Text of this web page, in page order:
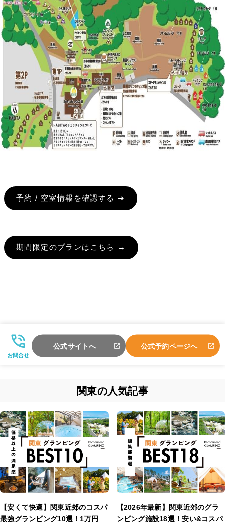
予約 / 空室情報を確認する ➔
期間限定のプランはこちら →
お問合せ
公式サイトへ 公式予約ページへ
関東の人気記事
【安くて快適】関東近郊のコスパ
最強グランピング10選！1万円
【2026年最新】関東近郊のグラ
ンピング施設18選！安い&コスパ